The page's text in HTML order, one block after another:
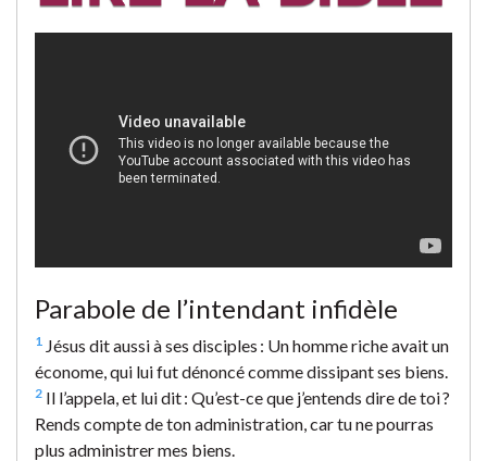
Parabole de l’intendant infidèle
1 Jésus dit aussi à ses disciples : Un homme riche avait un
économe, qui lui fut dénoncé comme dissipant ses biens.
2 Il l’appela, et lui dit : Qu’est-ce que j’entends dire de toi ?
Rends compte de ton administration, car tu ne pourras
plus administrer mes biens.